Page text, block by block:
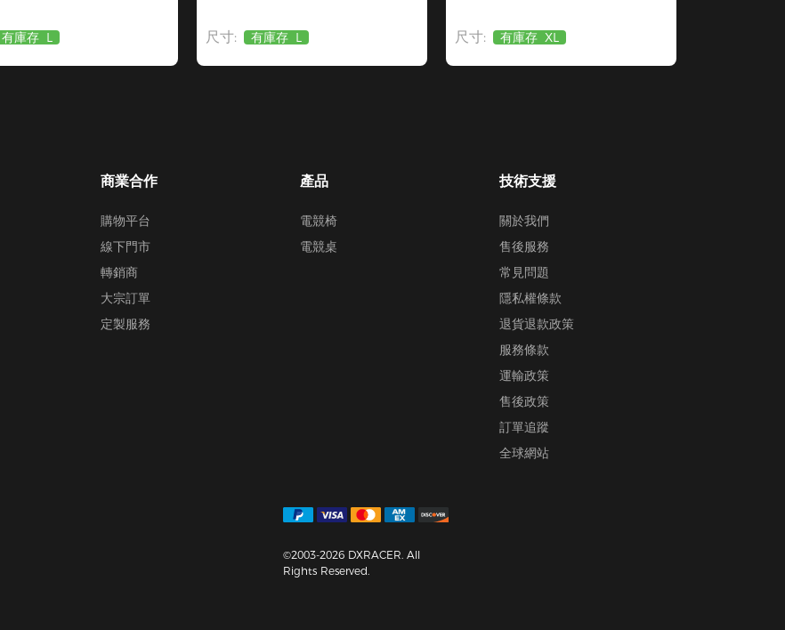
有庫存 L 尺寸: 有庫存 L 尺寸: 有庫存 XL
商業合作
購物平台
線下門市
轉銷商
大宗訂單
定製服務
產品
電競椅
電競桌
技術支援
關於我們
售後服務
常見問題
隱私權條款
退貨退款政策
服務條款
運輸政策
售後政策
訂單追蹤
全球網站
©2003-2026 DXRACER. All
Rights Reserved.